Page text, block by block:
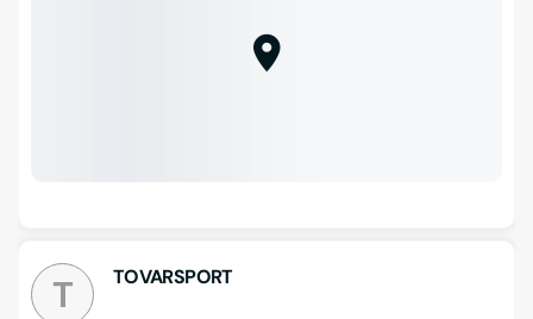
T TOVARSPORT